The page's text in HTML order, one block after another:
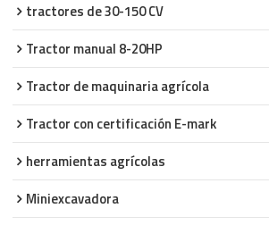
tractores de 30-150 CV
Tractor manual 8-20HP
Tractor de maquinaria agrícola
Tractor con certificación E-mark
herramientas agrícolas
Miniexcavadora